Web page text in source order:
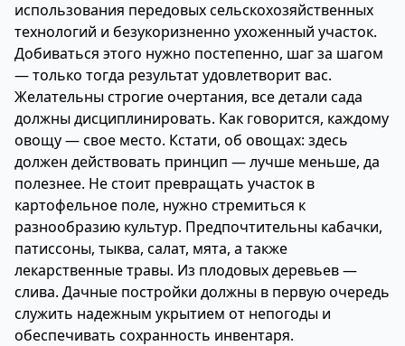
использования передовых сельскохозяйственных
технологий и безукоризненно ухоженный участок.
Добиваться этого нужно постепенно, шаг за шагом
— только тогда результат удовлетворит вас.
Желательны строгие очертания, все детали сада
должны дисциплинировать. Как говорится, каждому
овощу — свое место. Кстати, об овощах: здесь
должен действовать принцип — лучше меньше, да
полезнее. Не стоит превращать участок в
картофельное поле, нужно стремиться к
разнообразию культур. Предпочтительны кабачки,
патиссоны, тыква, салат, мята, а также
лекарственные травы. Из плодовых деревьев —
слива. Дачные постройки должны в первую очередь
служить надежным укрытием от непогоды и
обеспечивать сохранность инвентаря.